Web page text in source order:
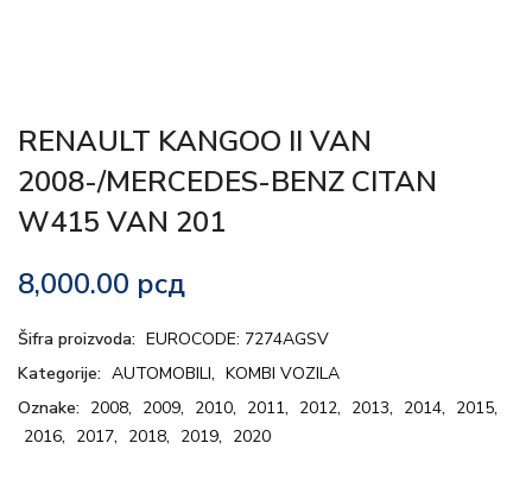
RENAULT KANGOO II VAN
2008-/MERCEDES-BENZ CITAN
W415 VAN 201
8,000.00 рсд
Šifra proizvoda: EUROCODE: 7274AGSV
Kategorije: AUTOMOBILI, KOMBI VOZILA
Oznake: 2008, 2009, 2010, 2011, 2012, 2013, 2014, 2015,
2016, 2017, 2018, 2019, 2020